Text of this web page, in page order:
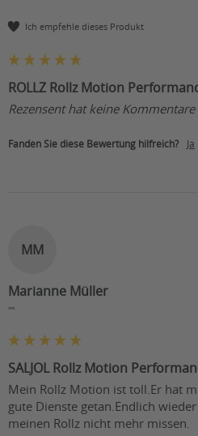
Ich empfehle dieses Produkt
ROLLZ Rollz Motion
Rezensent hat keine
Fanden Sie diese Bewertung hilfreich? Ja
MM
Marianne Müller
""
SALJOL Rollz Motion
Mein Rollz Motion ist toll.Er hat
gute Dienste getan.Endlich
meinen Rollz nicht mehr missen.